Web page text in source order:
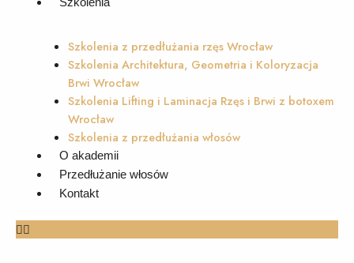
Szkolenia z przedłużania rzęs Wrocław
Szkolenia Architektura, Geometria i Koloryzacja
Brwi Wrocław
Szkolenia Lifting i Laminacja Rzęs i Brwi z botoxem
Wrocław
Szkolenia z przedłużania włosów
O akademii
Przedłużanie włosów
Kontakt